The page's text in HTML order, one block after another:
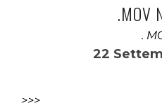
.MOV
.
22
>>>